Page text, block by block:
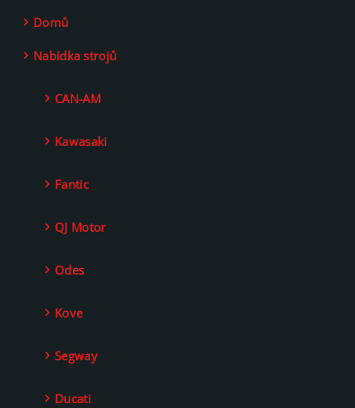
Domů
Nabídka strojů
CAN-AM
Kawasaki
Fantic
QJ Motor
Odes
Kove
Segway
Ducati